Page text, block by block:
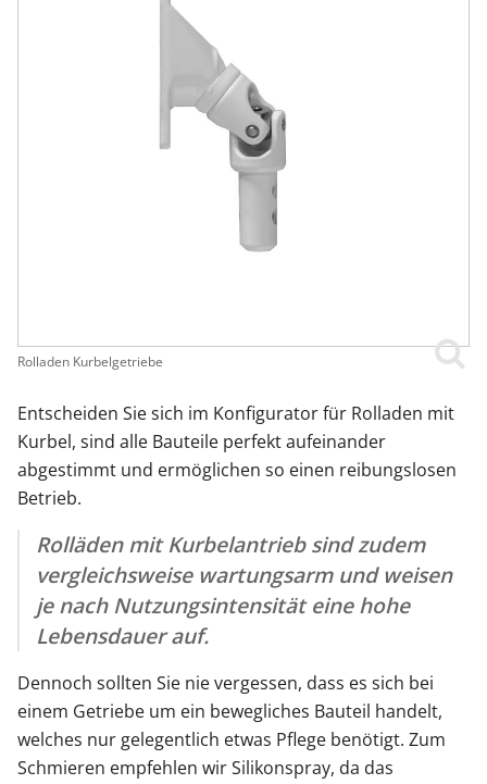
Rolladen Kurbelgetriebe
Entscheiden Sie sich im Konfigurator für Rolladen mit
Kurbel, sind alle Bauteile perfekt aufeinander
abgestimmt und ermöglichen so einen reibungslosen
Betrieb.
Rolläden mit Kurbelantrieb sind zudem
vergleichsweise wartungsarm und weisen
je nach Nutzungsintensität eine hohe
Lebensdauer auf.
Dennoch sollten Sie nie vergessen, dass es sich bei
einem Getriebe um ein bewegliches Bauteil handelt,
welches nur gelegentlich etwas Pflege benötigt. Zum
Schmieren empfehlen wir Silikonspray, da das